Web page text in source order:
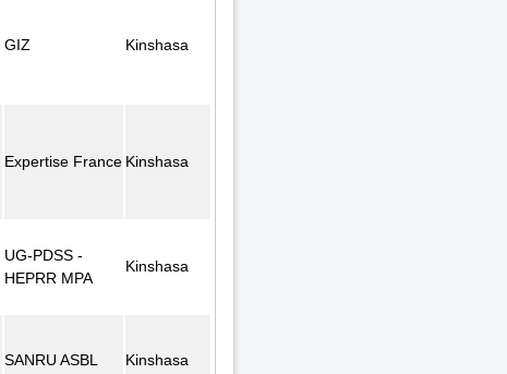
GIZ Kinshasa
Expertise France Kinshasa
UG-PDSS -
HEPRR MPA
Kinshasa
SANRU ASBL Kinshasa